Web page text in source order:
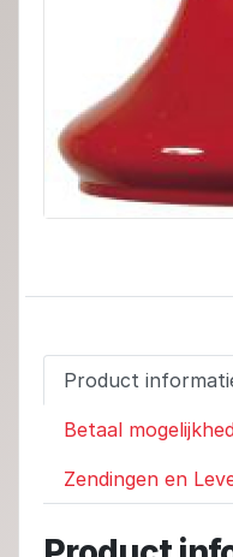
Product
Betaal
Zendingen en